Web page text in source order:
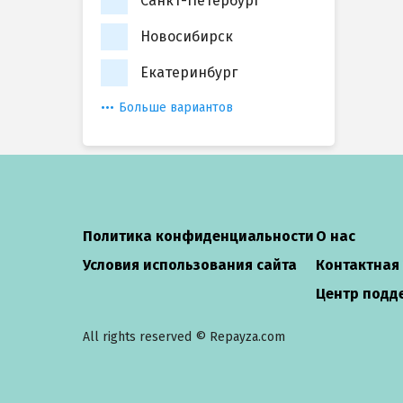
Новосибирск
Екатеринбург
Больше вариантов
Политика конфиденциальности
Условия использования сайта
О нас
Центр
All rights reserved © Repayza.com